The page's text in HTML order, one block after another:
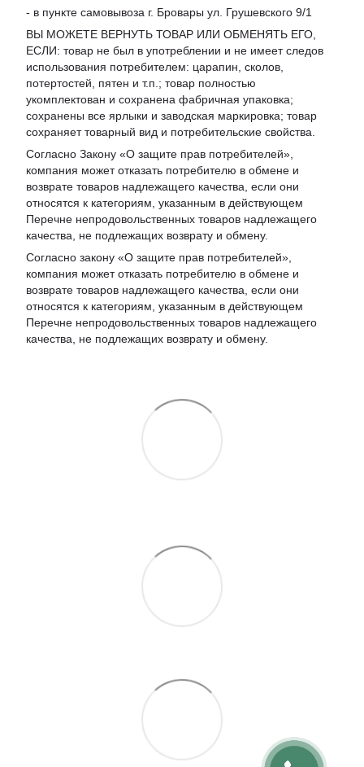
- в пункте самовывоза г. Бровары ул. Грушевского 9/1
ВЫ МОЖЕТЕ ВЕРНУТЬ ТОВАР ИЛИ ОБМЕНЯТЬ ЕГО,
ЕСЛИ: товар не был в употреблении и не имеет следов
использования потребителем: царапин, сколов,
потертостей, пятен и т.п.; товар полностью
укомплектован и сохранена фабричная упаковка;
сохранены все ярлыки и заводская маркировка; товар
сохраняет товарный вид и потребительские свойства.
Согласно Закону «О защите прав потребителей»,
компания может отказать потребителю в обмене и
возврате товаров надлежащего качества, если они
относятся к категориям, указанным в действующем
Перечне непродовольственных товаров надлежащего
качества, не подлежащих возврату и обмену.
Согласно закону «О защите прав потребителей»,
компания может отказать потребителю в обмене и
возврате товаров надлежащего качества, если они
относятся к категориям, указанным в действующем
Перечне непродовольственных товаров надлежащего
качества, не подлежащих возврату и обмену.